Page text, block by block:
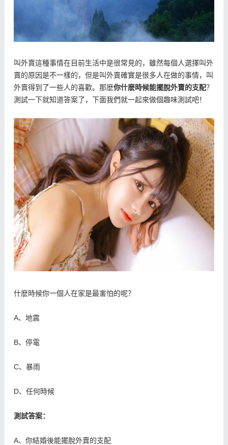
八字合婚 運勢測算
叫外賣這種事情在目前生活中是很常見的，雖然每個人選擇叫外
賣的原因是不一樣的，但是叫外賣確實是很多人在做的事情，叫
外賣得到了一些人的喜歡。那麽你什麽時候能擺脫外賣的支配？
測試一下就知道答案了，下面我們就一起來做個趣味測試吧！
什麽時候你一個人在家是最害怕的呢？
A、地震
B、停電
C、暴雨
D、任何時候
測試答案：
A、你結婚後能擺脫外賣的支配